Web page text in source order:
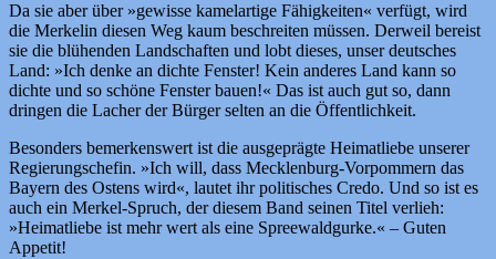
Da sie aber über »gewisse kamelartige Fähigkeiten« verfügt, wird
die Merkelin diesen Weg kaum beschreiten müssen. Derweil bereist
sie die blühenden Landschaften und lobt dieses, unser deutsches
Land: »Ich denke an dichte Fenster! Kein anderes Land kann so
dichte und so schöne Fenster bauen!« Das ist auch gut so, dann
dringen die Lacher der Bürger selten an die Öffentlichkeit.
Besonders bemerkenswert ist die ausgeprägte Heimatliebe unserer
Regierungschefin. »Ich will, dass Mecklenburg-Vorpommern das
Bayern des Ostens wird«, lautet ihr politisches Credo. Und so ist es
auch ein Merkel-Spruch, der diesem Band seinen Titel verlieh:
»Heimatliebe ist mehr wert als eine Spreewaldgurke.« – Guten
Appetit!